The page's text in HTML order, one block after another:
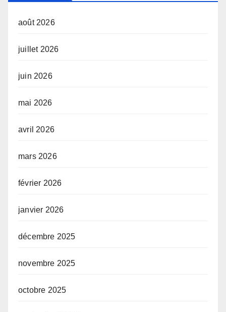
août 2026
juillet 2026
juin 2026
mai 2026
avril 2026
mars 2026
février 2026
janvier 2026
décembre 2025
novembre 2025
octobre 2025